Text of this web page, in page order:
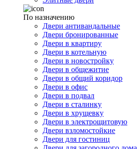
По назначению
Двери антивандальные
Двери бронированные
Двери в квартиру
Двери в котельную
Двери в новостройку
Двери в общежитие
Двери в общий коридор
Двери в офис
Двери в подвал
Двери в сталинку
Двери в хрущевку
Двери в электрощитовую
Двери взломостойкие
Двери для гостиниц